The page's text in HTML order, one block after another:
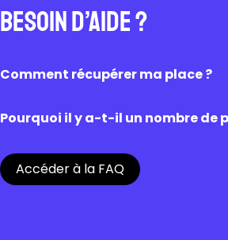
Besoin d’aide ?
Comment récupérer ma place ?
caisse du cinéma. Une fois scanné,
Pourquoi il y a-t-il un nombre de
Chaque cinéma est libre de
Accéder à la FAQ